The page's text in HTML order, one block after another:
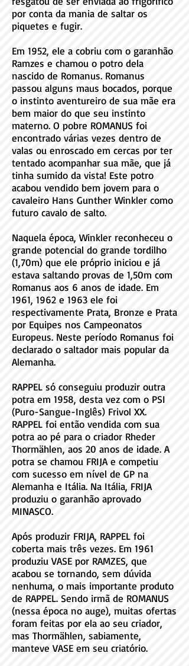
por conta da mania de saltar os
piquetes e fugir.
Em 1952, ele a cobriu com o garanhão
Ramzes e chamou o potro dela
nascido de Romanus. Romanus
passou alguns maus bocados, porque
o instinto aventureiro de sua mãe era
bem maior do que seu instinto
materno. O pobre ROMANUS foi
encontrado várias vezes dentro de
valas ou enroscado em cercas por ter
tentado acompanhar sua mãe, que já
tinha sumido da vista! Este potro
acabou vendido bem jovem para o
cavaleiro Hans Gunther Winkler como
futuro cavalo de salto.
Naquela época, Winkler reconheceu o
grande potencial do grande tordilho
(1,70m) que ele próprio iniciou e já
estava saltando provas de 1,50m com
Romanus aos 6 anos de idade. Em
1961, 1962 e 1963 ele foi
respectivamente Prata, Bronze e Prata
por Equipes nos Campeonatos
Europeus. Neste período Romanus foi
declarado o saltador mais popular da
Alemanha.
RAPPEL só conseguiu produzir outra
potra em 1958, desta vez com o PSI
(Puro-Sangue-Inglês) Frivol XX.
RAPPEL foi então vendida com sua
potra ao pé para o criador Rheder
Thormählen, aos 20 anos de idade. A
potra se chamou FRIJA e competiu
com sucesso em nível de GP na
Alemanha e Itália. Na Itália, FRIJA
produziu o garanhão aprovado
MINASCO.
Após produzir FRIJA, RAPPEL foi
coberta mais três vezes. Em 1961
produziu VASE por RAMZES, que
acabou se tornando, sem dúvida
nenhuma, o mais importante produto
de RAPPEL. Sendo irmã de ROMANUS
(nessa época no auge), muitas ofertas
foram feitas por ela ao seu criador,
mas Thormählen, sabiamente,
manteve VASE em seu criatório.